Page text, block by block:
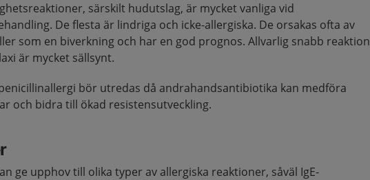
särskilt hudutslag, är mycket vanliga vid
De flesta är lindriga och icke-allergiska. De orsakas ofta av
som en biverkning och har en god prognos. Allvarlig snabb reaktion
är mycket sällsynt.
bör utredas då andrahandsantibiotika kan medföra
och bidra till ökad resistensutveckling.
ge upphov till olika typer av allergiska reaktioner, såväl IgE-